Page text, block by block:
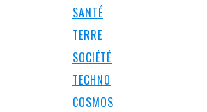
SANTÉ
TERRE
SOCIÉTÉ
TECHNO
COSMOS